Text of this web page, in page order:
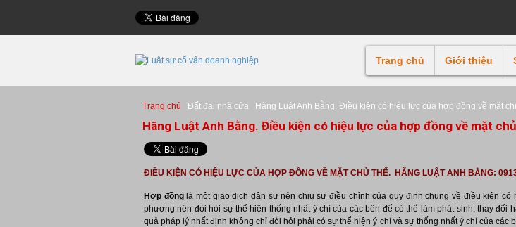
Trang chủ Giới thiệu
Trang chủ Đất đai nhà cửa Hãng Luật Anh Bằng. Điều kiện có hiệu lực của hợp đồng về mặt
Hãng Luật Anh Bằng. Điều kiện có hiệu lực của hợp đồng về mặt
ĐIỀU KIỆN CÓ HIỆU LỰC CỦA HỢP ĐỒNG VỀ MẶT CHỦ THỂ. HÃNG LUẬT ANH BẰNG:
Hợp đồnglà một giao dịch dân sự nên chịu sự điều chỉnh của quy định chung về điều kiện
phương nên đòi hỏi sự thể hiện thống nhất ý chí của các bên để có thể làm phát sinh, thay đổi
quả pháp lý nhất định không chỉ đòi hỏi phải có sự thể hiện ý chí và sự thống nhất ý chí của